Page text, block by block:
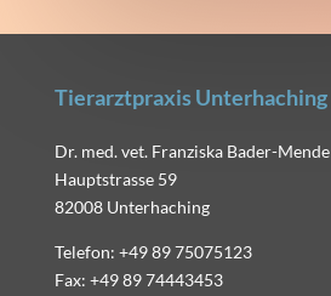
Tierarztpraxis Unterhaching
Dr. med. vet. Franziska Bader-Mende
Hauptstrasse 59
82008 Unterhaching
Telefon: +49 89 75075123
Fax: +49 89 74443453